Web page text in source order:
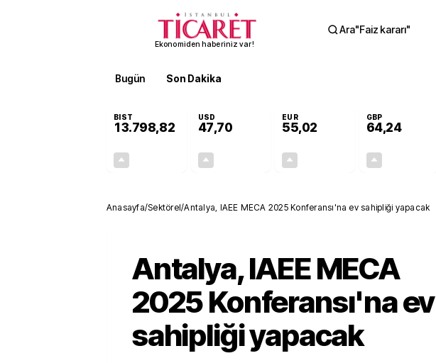
Ekonomiden haberiniz var!
Ara"Faiz kararı"
Bugün Son Dakika
BIST
13.798,82
USD
47,70
EUR
55,02
GBP
64,24
Anasayfa/Sektörel/Antalya, IAEE MECA 2025 Konferansı'na ev sahipliği yapacak
Antalya, IAEE MECA
2025 Konferansı'na ev
sahipliği yapacak